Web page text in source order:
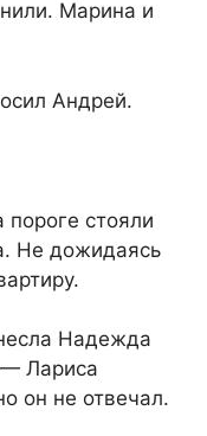
Марина и
Андрей.
стояли
Не дожидаясь
Надежда
Лариса
он не отвечал.